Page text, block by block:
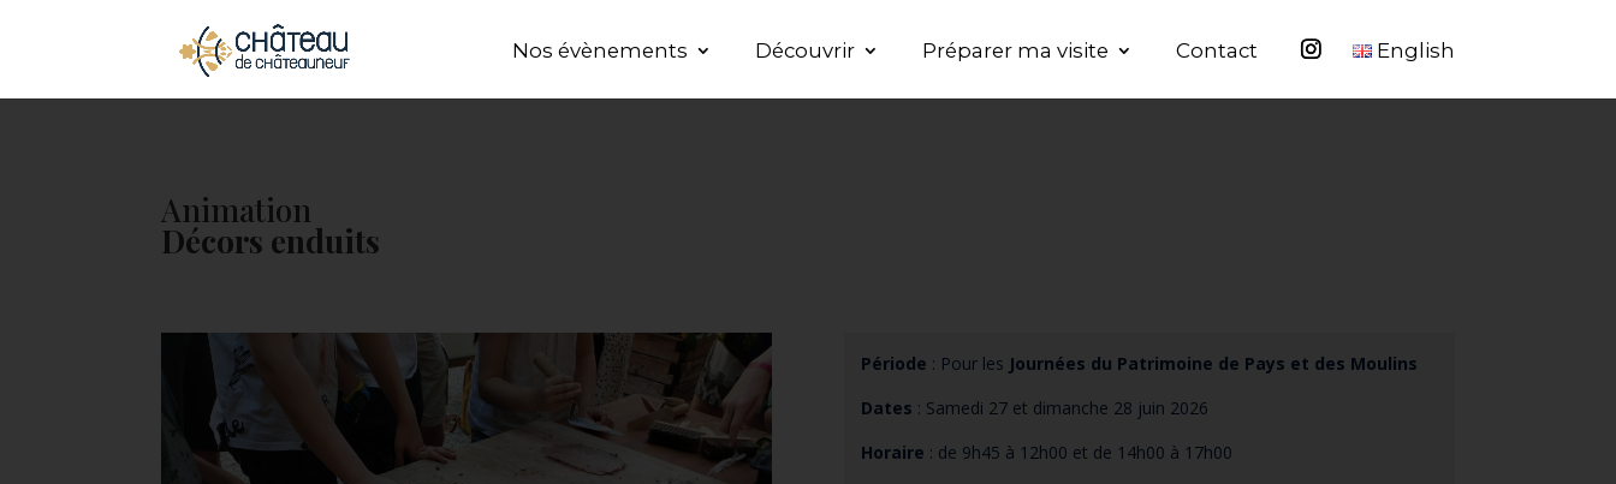
Nos évènements Découvrir Préparer ma visite Contact English
Animation
Décors enduits
Période : Pour les Journées du Patrimoine de Pays et des Moulins
Dates : Samedi 27 et dimanche 28 juin 2026
Horaire : de 9h45 à 12h00 et de 14h00 à 17h00